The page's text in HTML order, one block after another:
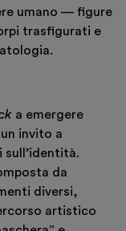
umano — figure
trasfigurati e
a emergere
invito a
da
diversi,
artistico